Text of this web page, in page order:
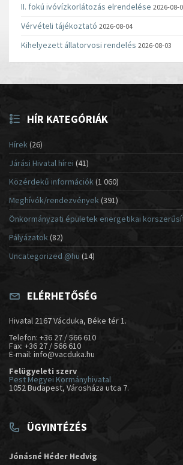
II. fokú ivóvízkorlátozás elrendelése 2026-08-
Vérvételi tájékoztató 2026-08-04
Kihelyezett állatorvosi rendelés 2026-08-03
HÍR KATEGÓRIÁK
Hírek(26)
Járási Hivatal hírei (41)
Közérdekű információk(1 060)
Meghívók/rendezvények (391)
Önkormányzati épületek energetikai
Pályázatok (82)
Uncategorized @hu (14)
ELÉRHETŐSÉG
Hivatal 2167 Vácduka, Béke tér 1.
Telefon: +36 27 / 566 610
Fax: +36 27 / 566 610
E-mail: info@vacduka.hu
Felügyeleti szerv
Pest Megyei Kormányhivatal
1052 Budapest, Városháza utca 7.
ÜGYINTÉZÉS
Jónásné Héder Hedvig